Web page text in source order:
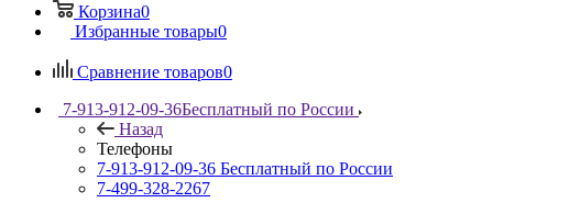
Корзина0
Избранные товары0
Сравнение товаров0
7-913-912-09-36Бесплатный по России
Назад
Телефоны
7-913-912-09-36 Бесплатный по России
7-499-328-2267